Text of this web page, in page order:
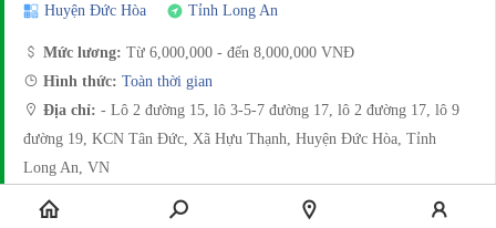
Huyện Đức Hòa Tỉnh Long An
Mức lương: Từ 6,000,000 - đến 8,000,000 VNĐ
Hình thức: Toàn thời gian
Địa chỉ: - Lô 2 đường 15, lô 3-5-7 đường 17, lô 2 đường 17, lô 9
đường 19, KCN Tân Đức, Xã Hựu Thạnh, Huyện Đức Hòa, Tỉnh
Long An, VN
Loại hình công việc:
Chế biến thủy hải sản